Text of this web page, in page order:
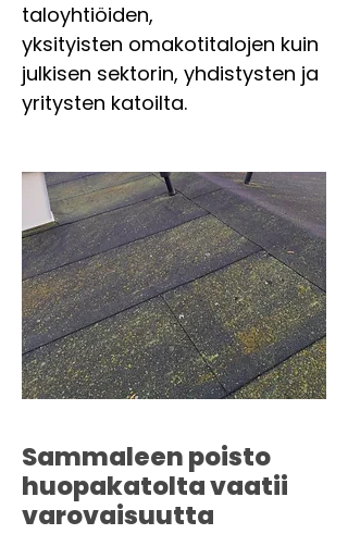
taloyhtiöiden,
yksityisten omakotitalojen kuin
julkisen sektorin, yhdistysten ja
yritysten katoilta.
Sammaleen poisto
huopakatolta vaatii
varovaisuutta